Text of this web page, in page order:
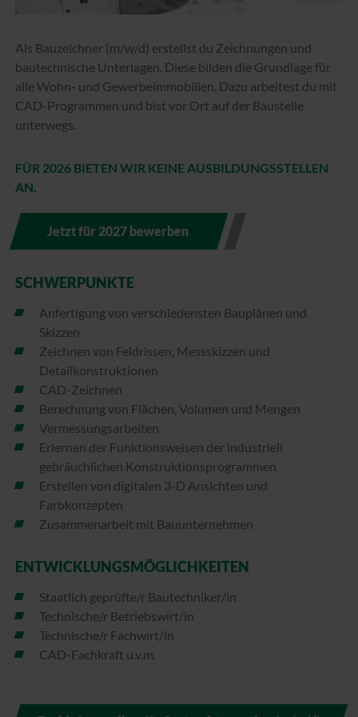
Als Bauzeichner (m/w/d) erstellst du Zeichnungen und
bautechnische Unterlagen. Diese bilden die Grundlage für
alle Wohn- und Gewerbeimmobilien. Dazu arbeitest du mit
CAD-Programmen und bist vor Ort auf der Baustelle
unterwegs.
FÜR 2026 BIETEN WIR KEINE AUSBILDUNGSSTELLEN
AN.
Jetzt für 2027 bewerben
SCHWERPUNKTE
Anfertigung von verschiedensten Bauplänen und
Skizzen
Zeichnen von Feldrissen, Messskizzen und
Detailkonstruktionen
CAD-Zeichnen
Berechnung von Flächen, Volumen und Mengen
Vermessungsarbeiten
Erlernen der Funktionsweisen der industriell
gebräuchlichen Konstruktionsprogrammen
Erstellen von digitalen 3-D Ansichten und
Farbkonzepten
Zusammenarbeit mit Bauunternehmen
ENTWICKLUNGSMÖGLICHKEITEN
Staatlich geprüfte/r Bautechniker/in
Technische/r Betriebswirt/in
Technische/r Fachwirt/in
CAD-Fachkraft u.v.m.